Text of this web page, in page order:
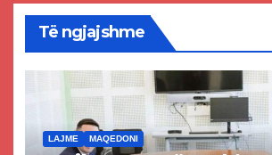
Të ngjajshme
LAJME MAQEDONI